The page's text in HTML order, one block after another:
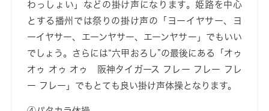
わっしょい」などの掛け声になります。姫路を中心
とする播州では祭りの掛け声の「 ヨーイヤサー、ヨ
ーイヤサー、エーンヤサー、エーンヤサー 」でもいい
でしょう。さらには“六甲おろし”の最後にある「 オゥ
オゥ オゥ オゥ 阪神タイガース フレー フレー フレ
ー フレー 」でもとても良い掛け声体操となります。